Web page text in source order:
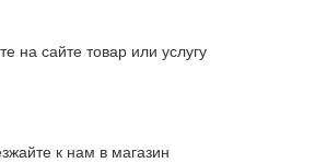
на сайте товар или услугу
к нам в магазин